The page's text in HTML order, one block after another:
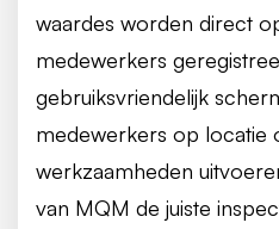
waardes worden direct
medewerkers
gebruiksvriendelijk
medewerkers op locatie
werkzaamheden
van MQM de juiste